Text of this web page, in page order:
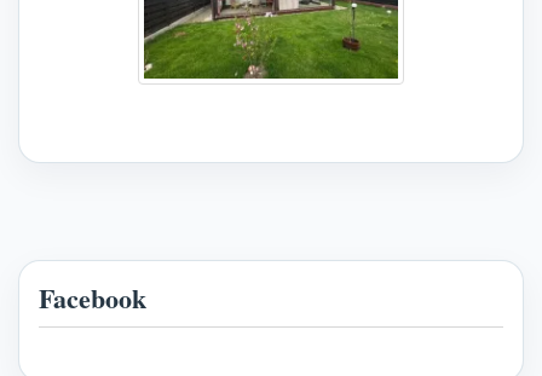
Facebook